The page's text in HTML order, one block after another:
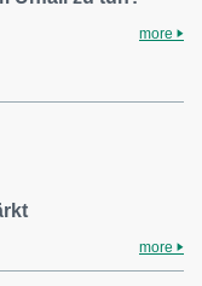
more
more